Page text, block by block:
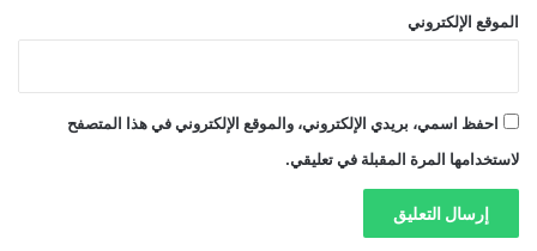
الموقع الإلكتروني
احفظ اسمي، بريدي الإلكتروني، والموقع الإلكتروني في هذا المتصفح
لاستخدامها المرة المقبلة في تعليقي.